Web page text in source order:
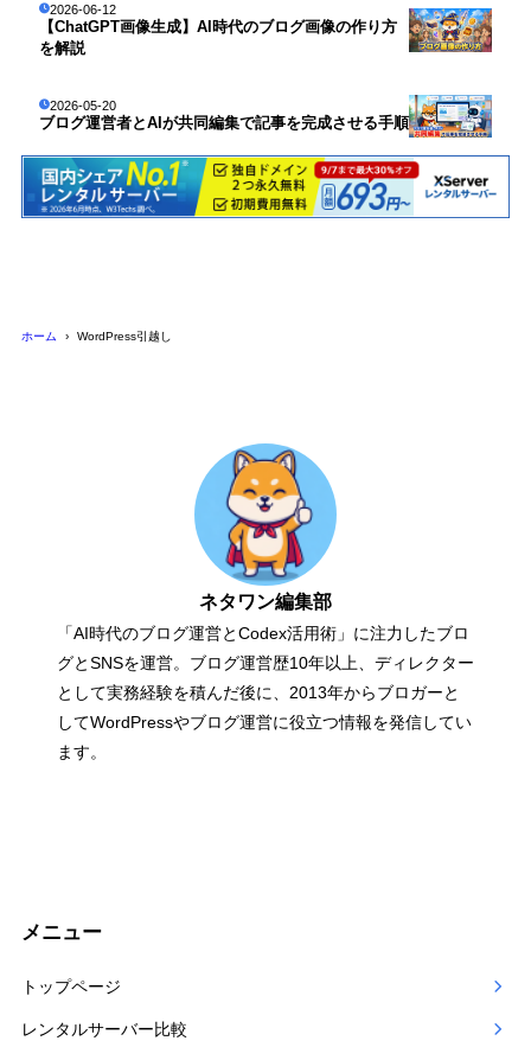
2026-06-12
【ChatGPT画像生成】AI時代のブログ画像の作り方
を解説
2026-05-20
ブログ運営者とAIが共同編集で記事を完成させる手順
ホーム WordPress引越し
ネタワン編集部
「AI時代のブログ運営とCodex活用術」に注力したブロ
グとSNSを運営。ブログ運営歴10年以上、ディレクター
として実務経験を積んだ後に、2013年からブロガーと
してWordPressやブログ運営に役立つ情報を発信してい
ます。
メニュー
トップページ
レンタルサーバー比較